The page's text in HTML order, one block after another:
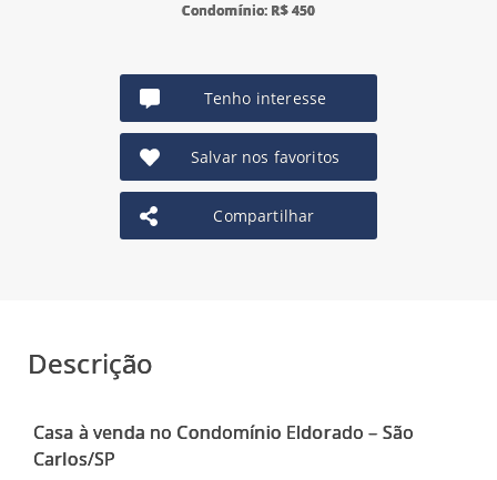
Condomínio: R$ 450
Tenho interesse
Salvar nos favoritos
Compartilhar
Descrição
Casa à venda no Condomínio Eldorado – São
Carlos/SP